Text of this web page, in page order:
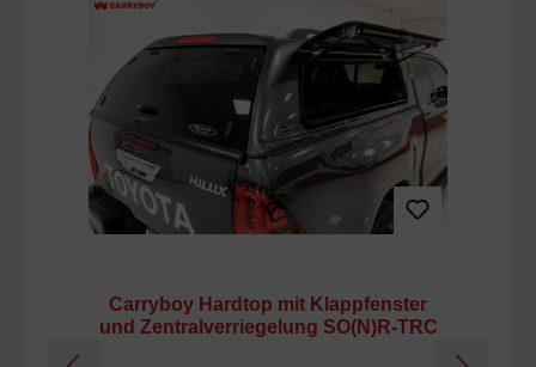
Carryboy Hardtop mit Klappfenster
und Zentralverriegelung SO(N)R-TRC